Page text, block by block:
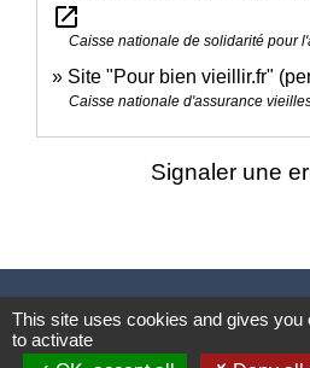
open_in_new
Caisse nationale de solidarité pour
Site "Pour bien vieillir.fr"
Caisse nationale d'assurance
Signaler une
Nous
Commune de
This site uses cookies and gives you
to activate